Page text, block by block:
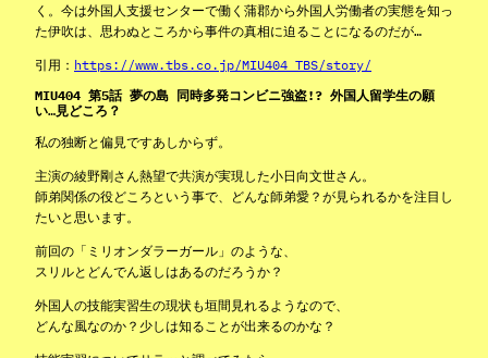
く。今は外国人支援センターで働く蒲郡から外国人労働者の実態を知っ
た伊吹は、思わぬところから事件の真相に迫ることになるのだが…
引用： https://www.tbs.co.jp/MIU404_TBS/story/
MIU404 第5話 夢の島 同時多発コンビニ強盗!? 外国人留学生の願
い…見どころ？
私の独断と偏見ですあしからず。
主演の綾野剛さん熱望で共演が実現した小日向文世さん。
師弟関係の役どころという事で、どんな師弟愛？が見られるかを注目し
たいと思います。
前回の「ミリオンダラーガール」のような、
スリルとどんでん返しはあるのだろうか？
外国人の技能実習生の現状も垣間見れるようなので、
どんな風なのか？少しは知ることが出来るのかな？